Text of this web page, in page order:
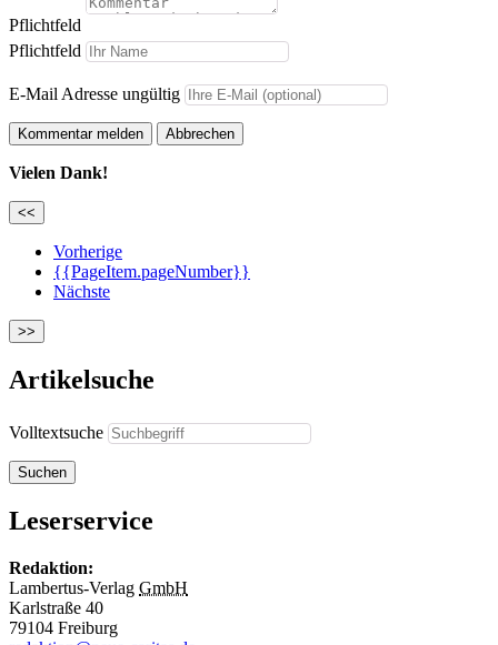
Pflichtfeld
Pflichtfeld
E-Mail Adresse ungültig
Kommentar melden Abbrechen
Vielen Dank!
<<
Vorherige
{{PageItem.pageNumber}}
Nächste
>>
Artikelsuche
Volltextsuche
Suchen
Leserservice
Redaktion:
Lambertus-Verlag GmbH
Karlstraße 40
79104 Freiburg